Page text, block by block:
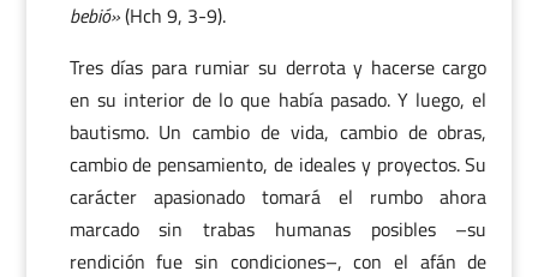
bebió»(Hch 9, 3-9).
Tres días para rumiar su derrota y hacerse cargo
en su interior de lo que había pasado. Y luego, el
bautismo. Un cambio de vida, cambio de obras,
cambio de pensamiento, de ideales y proyectos. Su
carácter apasionado tomará el rumbo ahora
marcado sin trabas humanas posibles –su
rendición fue sin condiciones–, con el afán de